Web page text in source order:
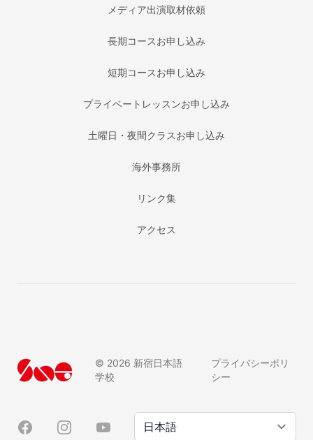
メディア出演取材依頼
長期コースお申し込み
短期コースお申し込み
プライベートレッスンお申し込み
土曜日・夜間クラスお申し込み
海外事務所
リンク集
アクセス
© 2026 新宿日本語
学校
プライバシーポリ
シー
FacebookInstagramYouTube Language/言語